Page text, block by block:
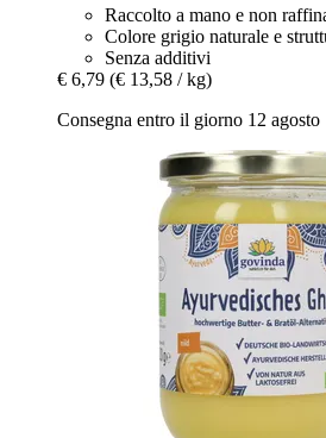
Raccolto a mano e non
Colore grigio naturale e
Senza additivi
€ 6,79 (€ 13,58 / kg)
Consegna entro il giorno 12 agosto